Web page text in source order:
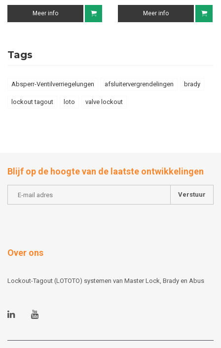
Meer info Meer info
Tags
Absperr-Ventilverriegelungen afsluitervergrendelingen brady
lockout tagout loto valve lockout
Blijf op de hoogte van de laatste ontwikkelingen
Verstuur
Over ons
Lockout-Tagout (LOTOTO) systemen van Master Lock, Brady en Abus